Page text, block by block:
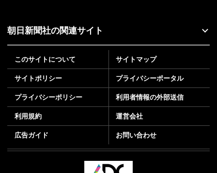
朝日新聞社の関連サイト
このサイトについて サイトマップ
サイトポリシー プライバシーポータル
プライバシーポリシー 利用者情報の外部送信
利用規約 運営会社
広告ガイド お問い合わせ